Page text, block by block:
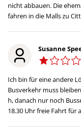
nicht abbauen. Die
fahren in die Malls zu
Susanne
Ich bin für eine andere
Busverkehr muss
h, danach nur noch
18.30 Uhr freie Fahrt für